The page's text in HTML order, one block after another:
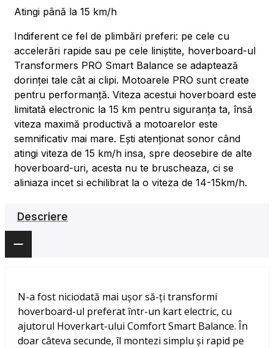
Atingi până la 15 km/h
Indiferent ce fel de plimbări preferi: pe cele cu
accelerări rapide sau pe cele liniștite, hoverboard-ul
Transformers PRO Smart Balance se adaptează
dorinței tale cât ai clipi. Motoarele PRO sunt create
pentru performanță. Viteza acestui hoverboard este
limitată electronic la 15 km pentru siguranța ta, însă
viteza maximă productivă a motoarelor este
semnificativ mai mare. Ești atenționat sonor când
atingi viteza de 15 km/h insa, spre deosebire de alte
hoverboard-uri, acesta nu te bruscheaza, ci se
aliniaza incet si echilibrat la o viteza de 14-15km/h.
Descriere
N-a fost niciodată mai ușor să-ți transformi
hoverboard-ul preferat într-un kart electric, cu
ajutorul Hoverkart-ului Comfort Smart Balance. În
doar câteva secunde, îl montezi simplu și rapid pe